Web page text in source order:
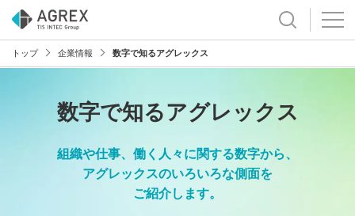
トップ 企業情報 数字で知るアグレックス
数字で知るアグレックス
組織や仕事、働く人々に関する数字から、
アグレックスのいろいろな側面を
ご紹介します。